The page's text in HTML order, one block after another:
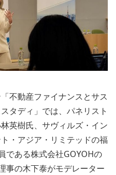
不動産ファイナンスとサス
タディ」では、パネリスト
英樹氏、サヴィルズ・イン
・アジア・リミテッドの福
である株式会社GOYOHの
事の木下泰がモデレーター